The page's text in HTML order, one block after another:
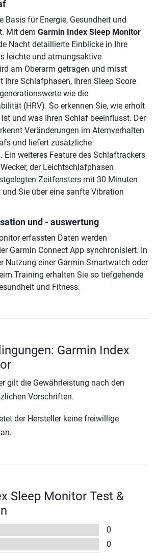
Basis für Energie, Gesundheit und
Mit dem Garmin Index Sleep Monitor
Nacht detaillierte Einblicke in Ihre
leichte und atmungsaktive
am Oberarm getragen und misst
Ihre Schlafphasen, Ihren Sleep Score
wie die
(HRV). So erkennen Sie, wie erholt
ist und was Ihren Schlaf beeinflusst. Der
Veränderungen im Atemverhalten
und liefert zusätzliche
Ein weiteres Feature des Schlaftrackers
der Leichtschlafphasen
Zeitfensters mit 30 Minuten
Sie über eine sanfte Vibration
und - auswertung
erfassten Daten werden
Garmin Connect App synchronisiert. In
Nutzung einer Garmin Smartwatch oder
Training erhalten Sie so tiefgehende
und Fitness.
Garmin Index
gilt die Gewährleistung nach den
Vorschriften.
der Hersteller keine freiwillige
Sleep Monitor Test &
0
0